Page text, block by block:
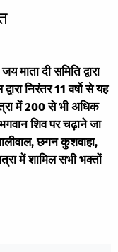
माता दी समिति द्वारा
निरंतर 11 वर्षो से यह
में 200 से भी अधिक
शिव पर चढ़ाने जा
छगन कुशवाहा,
में शामिल सभी भक्तों